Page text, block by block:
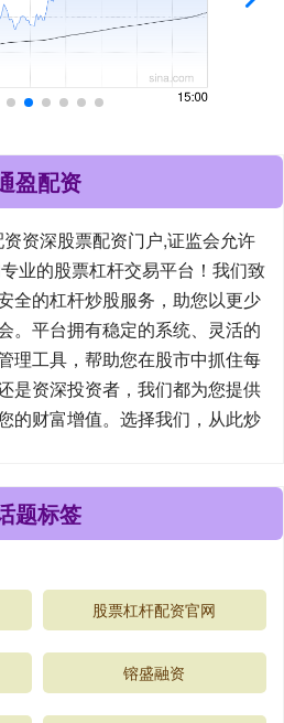
盈配资
资深股票配资门户,证监会允许
业的股票杠杆交易平台！我们致
全的杠杆炒股服务，助您以更少
。平台拥有稳定的系统、灵活的
理工具，帮助您在股市中抓住每
是资深投资者，我们都为您提供
的财富增值。选择我们，从此炒
题标签
股票杠杆配资官网
镕盛融资